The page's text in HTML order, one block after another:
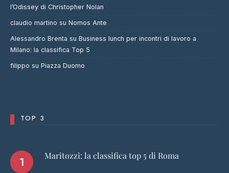
l’Odissey di Christopher Nolan
claudio martino su Nomos Ante
Alessandro Brenta su Business lunch per incontri di lavoro a
Milano: la classifica Top 5
filippo su Piazza Duomo
TOP 3
Maritozzi: la classifica top 5 di Roma